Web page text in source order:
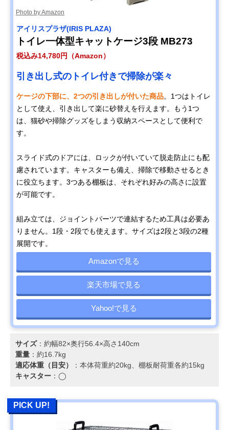
Photo by Amazon
アイリスプラザ(IRIS PLAZA)
トイレ一体型キャットケージ3段 MB273
税込み14,780円（Amazon）
引き出し式のトイレ付きで掃除が楽々
ケージの下部に、2つの引き出しが付いた商品。1つはトイレ
として使え、引き出して楽に砂替えを行えます。もう1つ
は、猫砂や掃除グッズをしまう収納スペースとして便利で
す。
スライド式のドアには、ロックが付いていて脱走防止にも配
慮されています。キャスターも備え、掃除で移動させるとき
に役立ちます。3つある棚板は、それぞれ好みの高さに設置
が可能です。
組み立ては、ジョイントパーツで連結するため工具は必要あ
りません。1段・2段でも使えます。サイズは2段と3段の2種
展開です。
Amazonで見る
楽天市場で見る
Yahoo!で見る
サイズ：約幅82×奥行56.4×高さ140cm
重量 ：約16.7kg
適応体重（目安）
：本体荷重約20kg、棚板耐荷重各約15kg
キャスター ：◯
PICK UP!